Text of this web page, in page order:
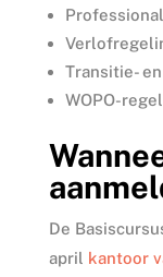
Transitie-
WOPO-
De
april kantoor